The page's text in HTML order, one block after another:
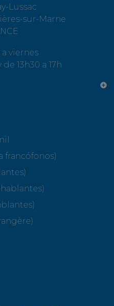
Lussac
sur-Marne
viernes
13h30 a 17h
francófonos)